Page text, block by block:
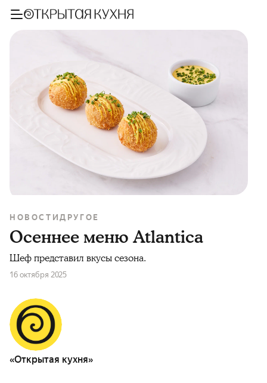
НОВОСТИДРУГОЕ
Осеннее меню Atlantica
Шеф представил вкусы сезона.
16 октября 2025
«Открытая кухня»